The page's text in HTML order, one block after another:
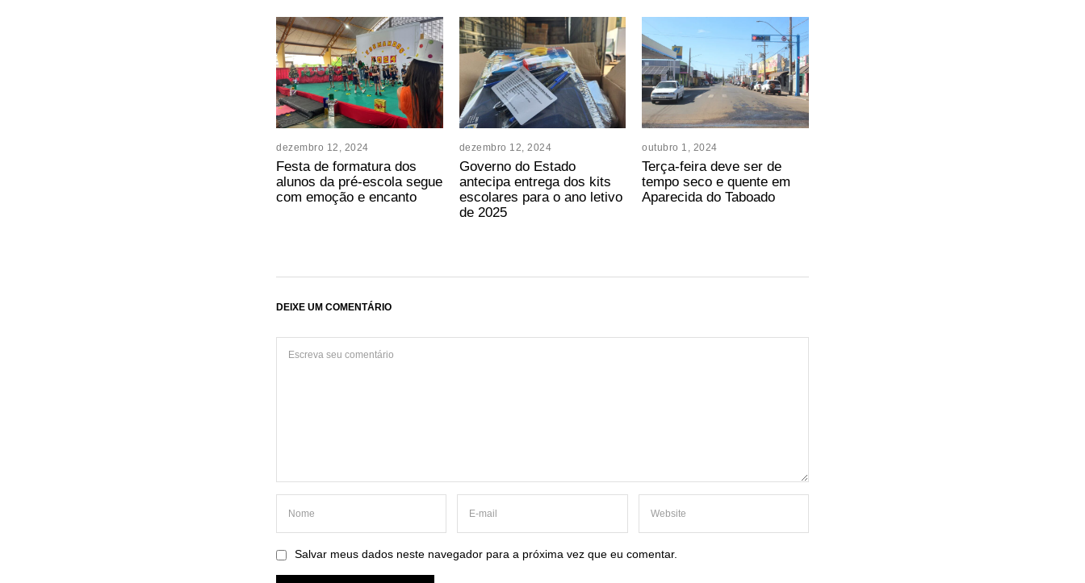
dezembro 12, 2024
Festa de formatura dos
alunos da pré-escola segue
com emoção e encanto
dezembro 12, 2024
Governo do Estado
antecipa entrega dos kits
escolares para o ano letivo
de 2025
outubro 1, 2024
Terça-feira deve ser de
tempo seco e quente em
Aparecida do Taboado
DEIXE UM COMENTÁRIO
Salvar meus dados neste navegador para a próxima vez que eu comentar.